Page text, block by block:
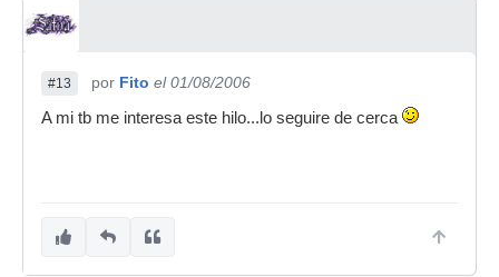
#13 por Fito el 01/08/2006
A mi tb me interesa este hilo...lo seguire de cerca